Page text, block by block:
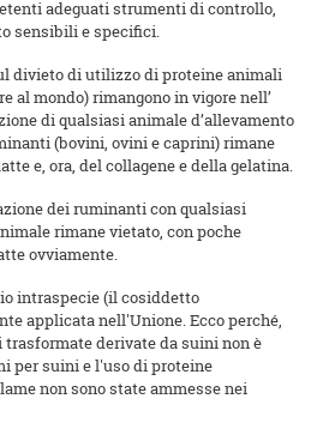
adeguati strumenti di controllo,
sensibili e specifici.
divieto di utilizzo di proteine animali
al mondo) rimangono in vigore nell’
di qualsiasi animale d’allevamento
(bovini, ovini e caprini) rimane
e, ora, del collagene e della gelatina.
dei ruminanti con qualsiasi
rimane vietato, con poche
ovviamente.
intraspecie (il cosiddetto
applicata nell'Unione. Ecco perché,
derivate da suini non è
per suini e l'uso di proteine
non sono state ammesse nei